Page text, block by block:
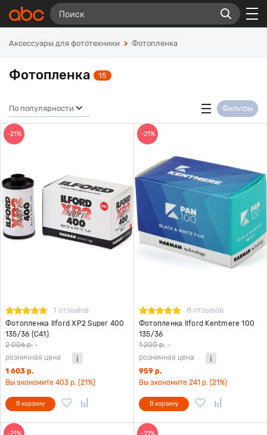
Аксессуары для фототехники Фотопленка
Фотопленка 15
По популярности Фильтры
-21%
1 отзывов
Фотопленка Ilford XP2 Super 400
135/36 (C41)
2 006 р. -
розничная цена
1 603 р.
Вы экономите 403 р. (21%)
В корзину
-21%
8 отзывов
Фотопленка Ilford Kentmere 100
135/36
1 200 р. -
розничная цена
959 р.
Вы экономите 241 р. (21%)
В корзину
-21% -21%